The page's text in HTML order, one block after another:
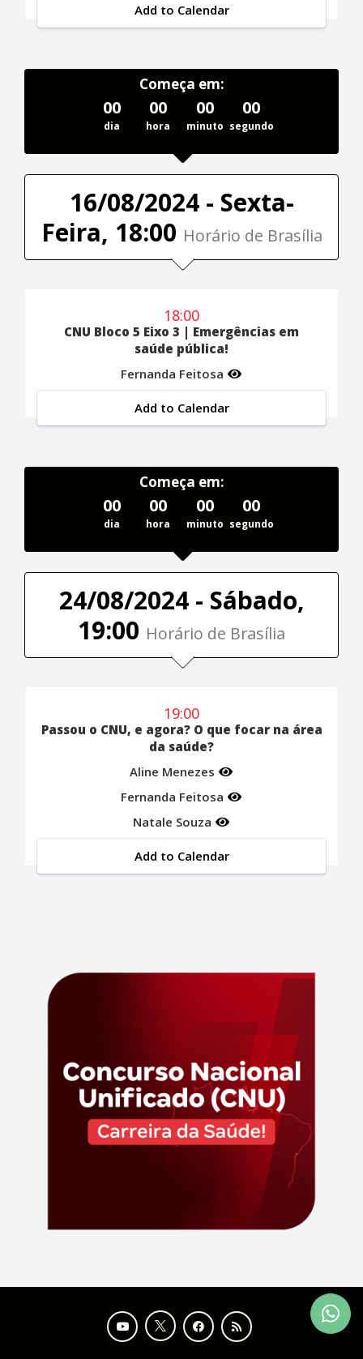
Add to Calendar
Começa em:
00
dia
00
hora
00
minuto
00
segundo
16/08/2024 - Sexta-
Feira, 18:00 Horário de Brasília
18:00
CNU Bloco 5 Eixo 3 | Emergências em
saúde pública!
Fernanda Feitosa
Add to Calendar
Começa em:
00
dia
00
hora
00
minuto
00
segundo
24/08/2024 - Sábado,
19:00 Horário de Brasília
19:00
Passou o CNU, e agora? O que focar na área
da saúde?
Aline Menezes
Fernanda Feitosa
Natale Souza
Add to Calendar